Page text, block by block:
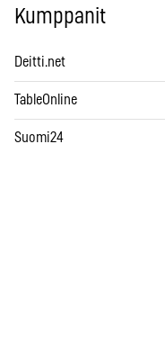
Kumppanit
Deitti.net
TableOnline
Suomi24